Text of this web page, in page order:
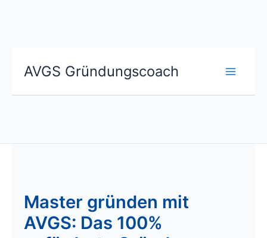
AVGS Gründungscoach
Master gründen mit
AVGS: Das 100%